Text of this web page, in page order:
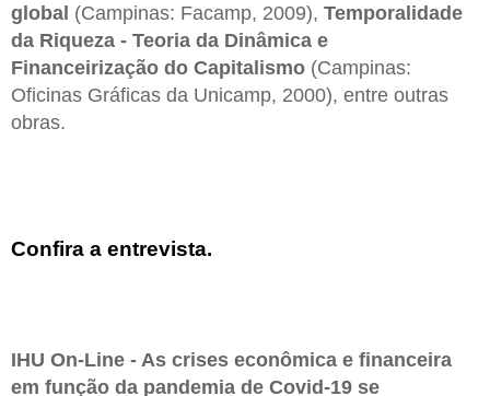
global (Campinas: Facamp, 2009), Temporalidade
da Riqueza - Teoria da Dinâmica e
Financeirização do Capitalismo (Campinas:
Oficinas Gráficas da Unicamp, 2000), entre outras
obras.
Confira a entrevista.
IHU On-Line - As crises econômica e financeira
em função da pandemia de Covid-19 se